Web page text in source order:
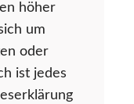
höher
um
oder
ist jedes